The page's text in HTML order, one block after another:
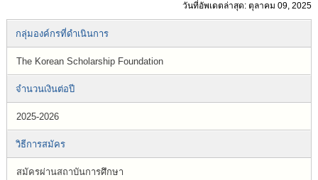
วันที่อัพเดตล่าสุด: ตุลาคม 09, 2025
กลุ่มองค์กรที่ดำเนินการ
The Korean Scholarship Foundation
จำนวนเงินต่อปี
2025-2026
วิธีการสมัคร
สมัครผ่านสถาบันการศึกษา